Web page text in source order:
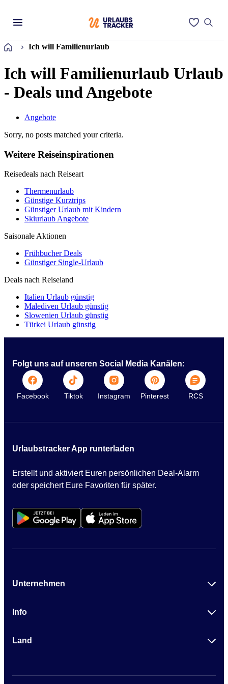
Startseite
Ich will Familienurlaub
Ich will Familienurlaub Urlaub
- Deals und Angebote
Angebote
Sorry, no posts matched your criteria.
Weitere Reiseinspirationen
Reisedeals nach Reiseart
Thermenurlaub
Günstige Kurztrips
Günstiger Urlaub mit Kindern
Skiurlaub Angebote
Saisonale Aktionen
Frühbucher Deals
Günstiger Single-Urlaub
Deals nach Reiseland
Italien Urlaub günstig
Malediven Urlaub günstig
Slowenien Urlaub günstig
Türkei Urlaub günstig